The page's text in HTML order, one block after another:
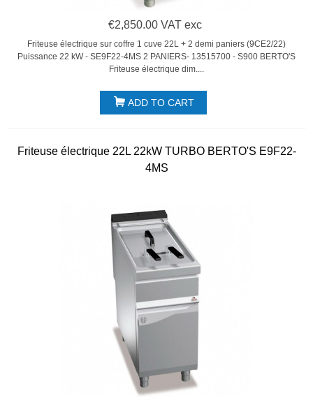
€2,850.00 VAT exc
Friteuse électrique sur coffre 1 cuve 22L + 2 demi paniers (9CE2/22)
Puissance 22 kW - SE9F22-4MS 2 PANIERS- 13515700 - S900 BERTO'S
Friteuse électrique dim....
ADD TO CART
Friteuse électrique 22L 22kW TURBO BERTO'S E9F22-
4MS